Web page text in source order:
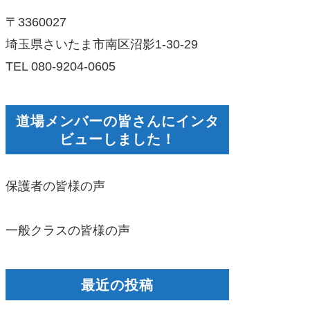
〒3360027
埼玉県さいたま市南区沼影1-30-29
TEL 080-9204-0605
道場メンバーの皆さんにインタ
ビューしました！
保護者の皆様の声
一般クラスの皆様の声
最近の投稿